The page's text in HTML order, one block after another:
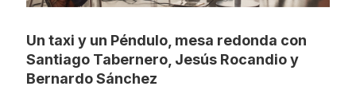
Un taxi y un Péndulo, mesa redonda con
Santiago Tabernero, Jesús Rocandio y
Bernardo Sánchez